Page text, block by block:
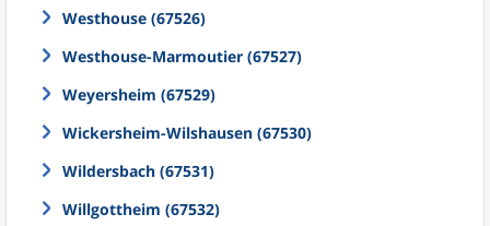
Westhouse (67526)
Westhouse-Marmoutier (67527)
Weyersheim (67529)
Wickersheim-Wilshausen (67530)
Wildersbach (67531)
Willgottheim (67532)